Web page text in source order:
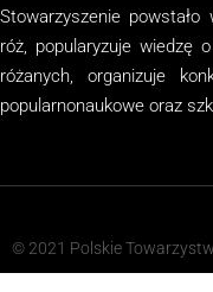
Stowarzyszenie powstało
róż, popularyzuje wiedzę
różanych, organizuje
popularnonaukowe oraz
© 2021 Polskie